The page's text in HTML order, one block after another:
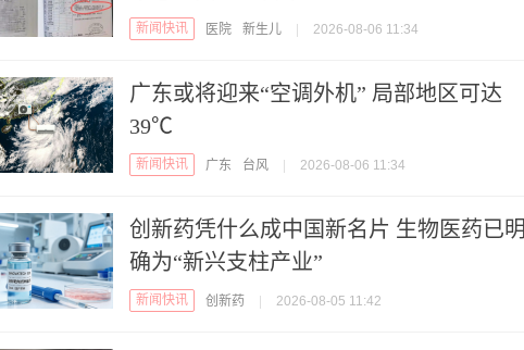
新闻快讯 医院 新生儿 2026-08-06 11:34
广东或将迎来“空调外机” 局部地区可达
39℃
新闻快讯 广东 台风 2026-08-06 11:34
创新药凭什么成中国新名片 生物医药已明
确为“新兴支柱产业”
新闻快讯 创新药 2026-08-05 11:42